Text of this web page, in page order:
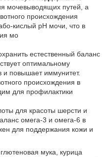
мочевыводящих путей, а
происхождения
кислый рН мочи, что в
мо
естественный баланс
оптимальному
и повышает иммунитет.
происхождения в
для профилактики
для красоты шерсти и
омега-3 и омега-6 в
для поддержания кожи и
мука, курица